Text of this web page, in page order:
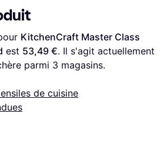
KitchenCraft Master Class
est 53,49 €. Il s'agit actuellement
parmi 3 magasins.
de cuisine